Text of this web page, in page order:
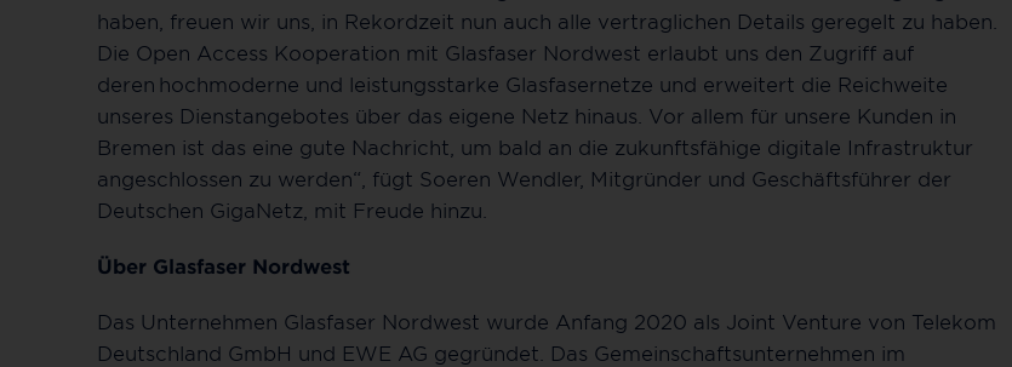
haben, freuen wir uns, in Rekordzeit nun auch alle vertraglichen Details geregelt zu haben.
Die Open Access Kooperation mit Glasfaser Nordwest erlaubt uns den Zugriff auf
deren hochmoderne und leistungsstarke Glasfasernetze und erweitert die Reichweite
unseres Dienstangebotes über das eigene Netz hinaus. Vor allem für unsere Kunden in
Bremen ist das eine gute Nachricht, um bald an die zukunftsfähige digitale Infrastruktur
angeschlossen zu werden“, fügt Soeren Wendler, Mitgründer und Geschäftsführer der
Deutschen GigaNetz, mit Freude hinzu.
Über Glasfaser Nordwest
Das Unternehmen Glasfaser Nordwest wurde Anfang 2020 als Joint Venture von Telekom
Deutschland GmbH und EWE AG gegründet. Das Gemeinschaftsunternehmen im